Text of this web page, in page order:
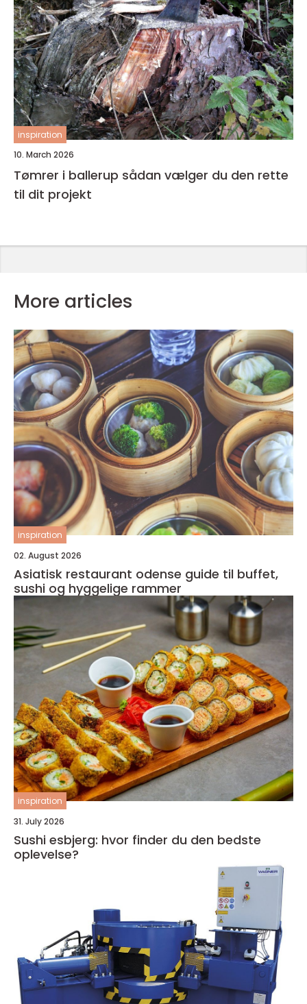
inspiration
10. March 2026
Tømrer i ballerup sådan vælger du den rette
til dit projekt
More articles
inspiration
02. August 2026
Asiatisk restaurant odense guide til buffet,
sushi og hyggelige rammer
inspiration
31. July 2026
Sushi esbjerg: hvor finder du den bedste
oplevelse?